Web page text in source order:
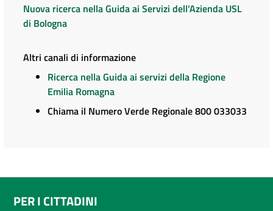
Nuova ricerca nella Guida ai Servizi dell'Azienda USL
di Bologna
Altri canali di informazione
Ricerca nella Guida ai servizi della Regione
Emilia Romagna
Chiama il Numero Verde Regionale 800 033033
PER I CITTADINI